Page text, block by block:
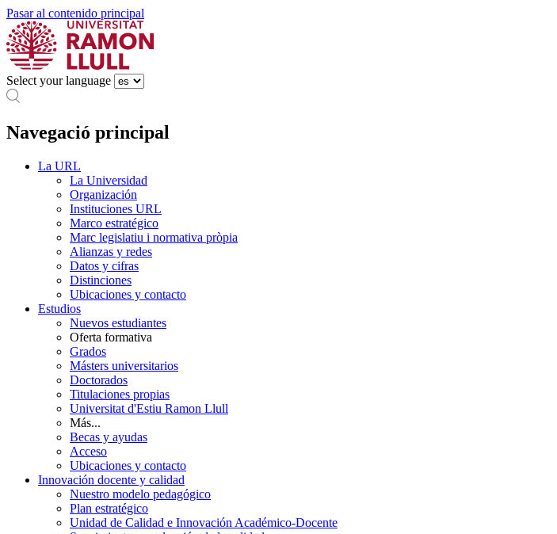
Pasar al contenido principal
Select your language
Navegació principal
La URL
La Universidad
Organización
Instituciones URL
Marco estratégico
Marc legislatiu i normativa pròpia
Alianzas y redes
Datos y cifras
Distinciones
Ubicaciones y contacto
Estudios
Nuevos estudiantes
Oferta formativa
Grados
Másters universitarios
Doctorados
Titulaciones propias
Universitat d'Estiu Ramon Llull
Más...
Becas y ayudas
Acceso
Ubicaciones y contacto
Innovación docente y calidad
Nuestro modelo pedagógico
Plan estratégico
Unidad de Calidad e Innovación Académico-Docente